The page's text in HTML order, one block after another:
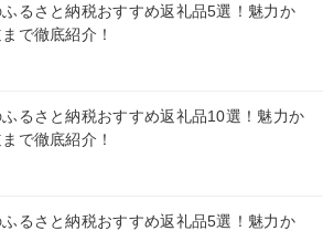
るさと納税おすすめ返礼品5選！魅力か
で徹底紹介！
るさと納税おすすめ返礼品10選！魅力か
で徹底紹介！
るさと納税おすすめ返礼品5選！魅力か